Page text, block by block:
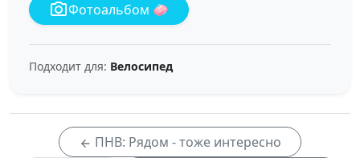
Фотоальбом 🧼
Подходит для: Велосипед
ПНВ: Рядом - тоже интересно